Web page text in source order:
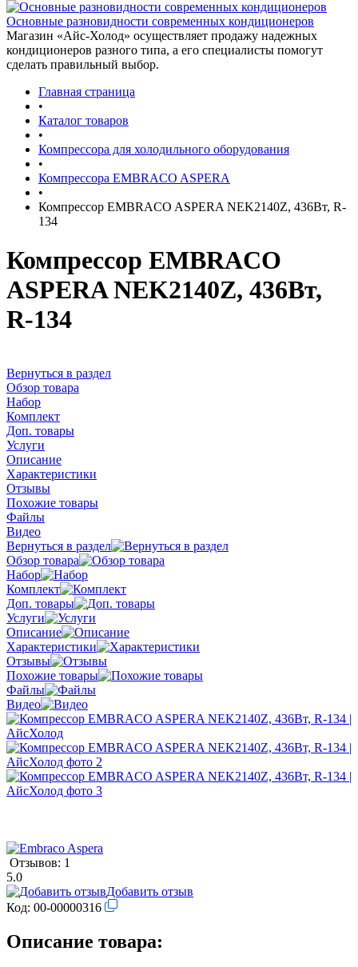
Основные разновидности современных кондиционеров
Магазин «Айс-Холод» осуществляет продажу надежных
кондиционеров разного типа, а его специалисты помогут
сделать правильный выбор.
Главная страница
•
Каталог товаров
•
Компрессора для холодильного оборудования
•
Компрессора EMBRACO ASPERA
•
Компрессор EMBRACO ASPERA NEK2140Z, 436Вт, R-
134
Компрессор EMBRACO
ASPERA NEK2140Z, 436Вт,
R-134
Вернуться в раздел
Обзор товара
Набор
Комплект
Доп. товары
Услуги
Описание
Характеристики
Отзывы
Похожие товары
Файлы
Видео
Вернуться в раздел
Обзор товара
Набор
Комплект
Доп. товары
Услуги
Описание
Характеристики
Отзывы
Похожие товары
Файлы
Видео
Отзывов: 1
5.0
Добавить отзыв
Код: 00-00000316
Описание товара: